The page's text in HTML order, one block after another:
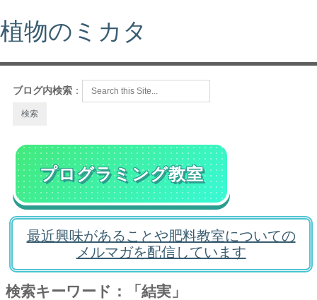
植物のミカタ
ブログ内検索 ：
プログラミング教室
最近興味があることや肥料教室についての
メルマガを配信しています
検索キーワード：「結実」